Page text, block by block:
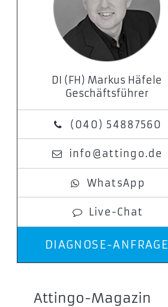
DI (FH) Markus Häfele
Geschäftsführer
(040) 54887560
info@attingo.de
WhatsApp
Live-Chat
DIAGNOSE-ANFRAGE
Attingo-Magazin